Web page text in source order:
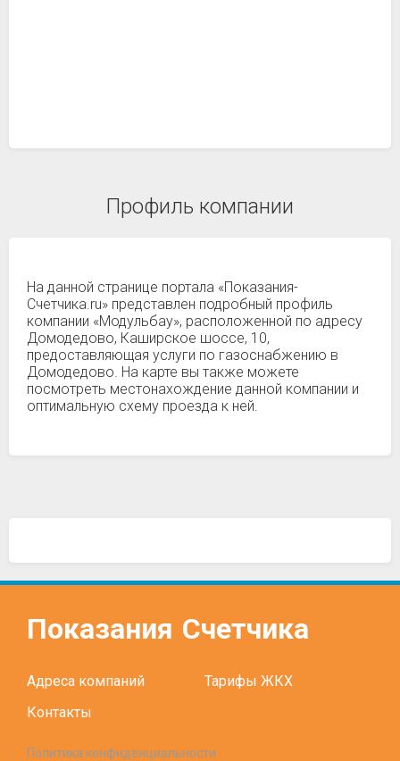
Профиль компании
На данной странице портала «Показания-
Счетчика.ru» представлен подробный профиль
компании «Модульбау», расположенной по адресу
Домодедово, Каширское шоссе, 10,
предоставляющая услуги по газоснабжению в
Домодедово. На карте вы также можете
посмотреть местонахождение данной компании и
оптимальную схему проезда к ней.
Показания Счетчика
Адреса компаний
Тарифы ЖКХ
Контакты
Политика конфиденциальности